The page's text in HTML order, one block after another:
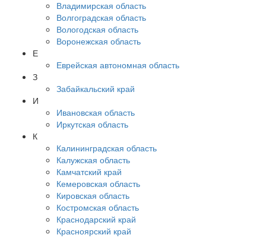
Владимирская область
Волгоградская область
Вологодская область
Воронежская область
Е
Еврейская автономная область
З
Забайкальский край
И
Ивановская область
Иркутская область
К
Калининградская область
Калужская область
Камчатский край
Кемеровская область
Кировская область
Костромская область
Краснодарский край
Красноярский край